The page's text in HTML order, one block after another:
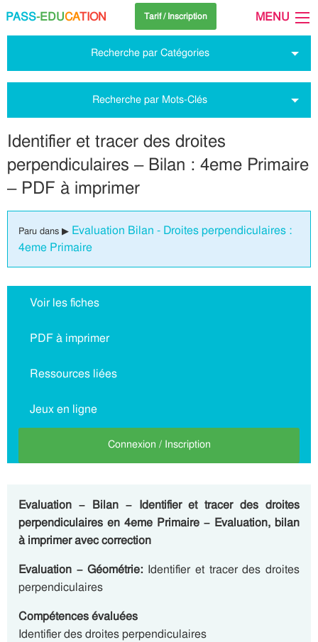
PASS-EDUCATION Tarif / Inscription MENU
Recherche par Catégories
Recherche par Mots-Clés
Identifier et tracer des droites
perpendiculaires – Bilan : 4eme Primaire
– PDF à imprimer
Paru dans ▶ Evaluation Bilan - Droites perpendiculaires :
4eme Primaire
Voir les fiches
PDF à imprimer
Ressources liées
Jeux en ligne
Connexion / Inscription
Evaluation – Bilan – Identifier et tracer des droites
perpendiculaires en 4eme Primaire – Evaluation, bilan
à imprimer avec correction
Evaluation – Géométrie: Identifier et tracer des droites
perpendiculaires
Compétences évaluées
Identifier des droites perpendiculaires